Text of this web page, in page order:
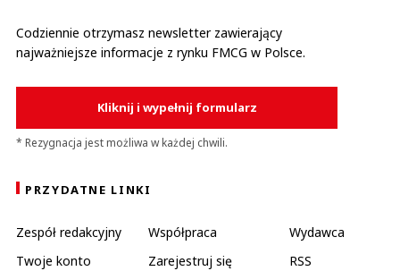
Codziennie otrzymasz newsletter zawierający
najważniejsze informacje z rynku FMCG w Polsce.
Kliknij i wypełnij formularz
* Rezygnacja jest możliwa w każdej chwili.
PRZYDATNE LINKI
Zespół redakcyjny Współpraca
Wydawca
Twoje konto
Zarejestruj się
RSS